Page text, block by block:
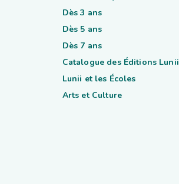
Dès 3 ans
Dès 5 ans
Dès 7 ans
Catalogue des Éditions Lunii
Lunii et les Écoles
Arts et Culture